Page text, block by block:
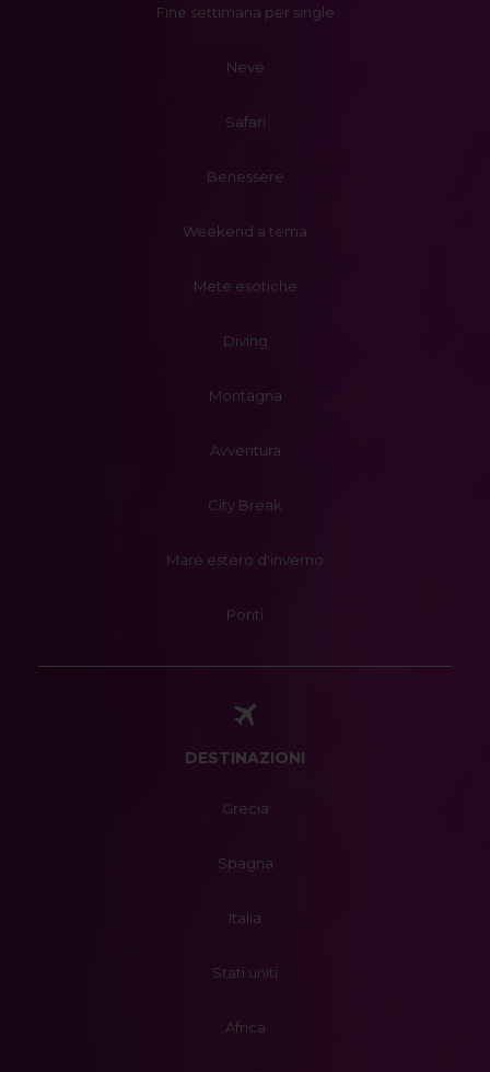
Fine settimana per single
Neve
Safari
Benessere
Weekend a tema
Mete esotiche
Diving
Montagna
Avventura
City Break
Mare estero d'inverno
Ponti
DESTINAZIONI
Grecia
Spagna
Italia
Stati uniti
Africa